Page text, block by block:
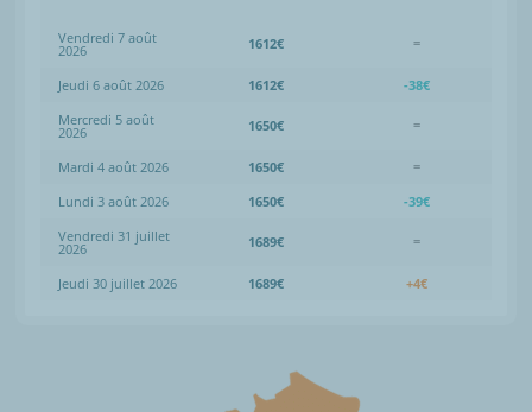
Vendredi 7 août
2026 1612€ =
Jeudi 6 août 2026 1612€
-38€
Mercredi 5 août
2026 1650€ =
Mardi 4 août 2026 1650€
=
Lundi 3 août 2026
1650€
-39€
Vendredi 31 juillet
2026 1689€ =
Jeudi 30 juillet 2026 1689€ +4€